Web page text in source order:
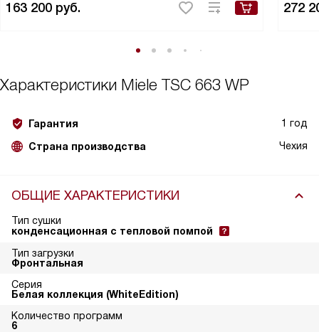
163 200 руб. 272
Характеристики Miele TSC 663 WP
Гарантия 1 год
Страна производства Чехия
ОБЩИЕ ХАРАКТЕРИСТИКИ
Тип сушки
конденсационная с тепловой помпой
Тип загрузки
Фронтальная
Серия
Белая коллекция (WhiteEdition)
Количество программ
6